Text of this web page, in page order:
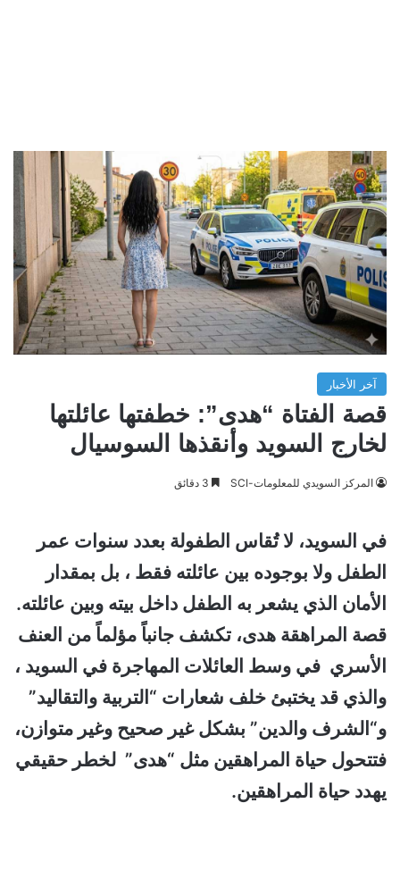
آخر الأخبار
قصة الفتاة “هدى”: خطفتها عائلتها
لخارج السويد وأنقذها السوسيال
المركز السويدي للمعلومات-SCI
في السويد، لا تُقاس الطفولة بعدد سنوات عمر
الطفل ولا بوجوده بين عائلته فقط ، بل بمقدار
الأمان الذي يشعر به الطفل داخل بيته وبين عائلته.
قصة المراهقة هدى، تكشف جانباً مؤلماً من العنف
الأسري في وسط العائلات المهاجرة في السويد ،
والذي قد يختبئ خلف شعارات “التربية والتقاليد”
و“الشرف والدين” بشكل غير صحيح وغير متوازن،
فتتحول حياة المراهقين مثل “هدى” لخطر حقيقي
يهدد حياة المراهقين.